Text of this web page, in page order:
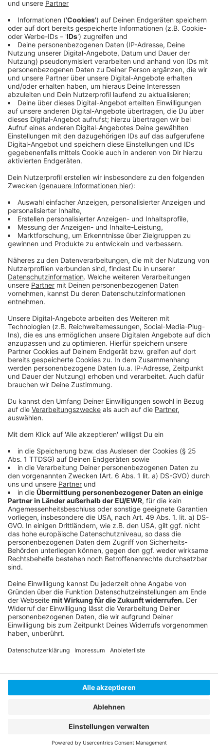
sich David sehr interessiert. Das beschauliche
sommerliche Leben in Paris gerät jedoch aus den
Fugen, als seine Schwester ums Leben kommt und
David von den einen auf den anderen Tag entscheiden
muss, ob er der großen Verantwortung gewachsen ist,
sich fortan um seine Nichte zu kümmern. Er muss sein
Leben komplett umstellen, um der Siebenjährigen und
ihren Bedürfnissen, mit denen er vorher nicht viel zu
tun hatte, gerecht zu werden. Auch die kleine Amanda
hat schon ihre ganz eigene Vorstellung davon, wie es
von nun an mit den beiden weitergehen soll ...
Anzeige
Wir benötigen Ihre
Zustimmung, um den YouTube
Video-Service zu laden!
Wir verwenden einen Service eines
Drittanbieters, um Videoinhalte
einzubetten. Dieser Service kann
Daten zu Ihren Aktivitäten
sammeln. Bitte lesen Sie die
Details durch und stimmen Sie der
Nutzung des Service zu, um dieses
Video anzusehen.
Mehr Informationen
Akzeptieren
powered byUsercentrics Consent
Management Platform
David genießt sein Leben in vollen Zügen. Doch der
plötzliche Tod seiner Schwester stellt alles auf dem
Kopf. Auf einmal ist er für seine kleine Nichte
verantwortlich und sein Leben bekommt einen anderen
Dreh.
Anzeige
Der Mittzwanziger David ist ein Lebemann. Wie passt
ein siebenjähriges Mädchen da rein?
Anzeige
©Copyright 2018 NORD-OUEST FILMS
David hat nur Augen für Léna. Doch in seiner neuen
Rolle als Vater ist kein Platz für Liebschaften.
Anzeige
Anzeige